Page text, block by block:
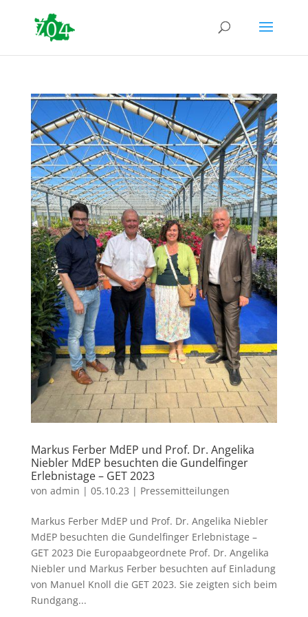
Markus Ferber MdEP und Prof. Dr. Angelika
Niebler MdEP besuchten die Gundelfinger
Erlebnistage – GET 2023
von admin | 05.10.23 | Pressemitteilungen
Markus Ferber MdEP und Prof. Dr. Angelika Niebler
MdEP besuchten die Gundelfinger Erlebnistage –
GET 2023 Die Europaabgeordnete Prof. Dr. Angelika
Niebler und Markus Ferber besuchten auf Einladung
von Manuel Knoll die GET 2023. Sie zeigten sich beim
Rundgang...